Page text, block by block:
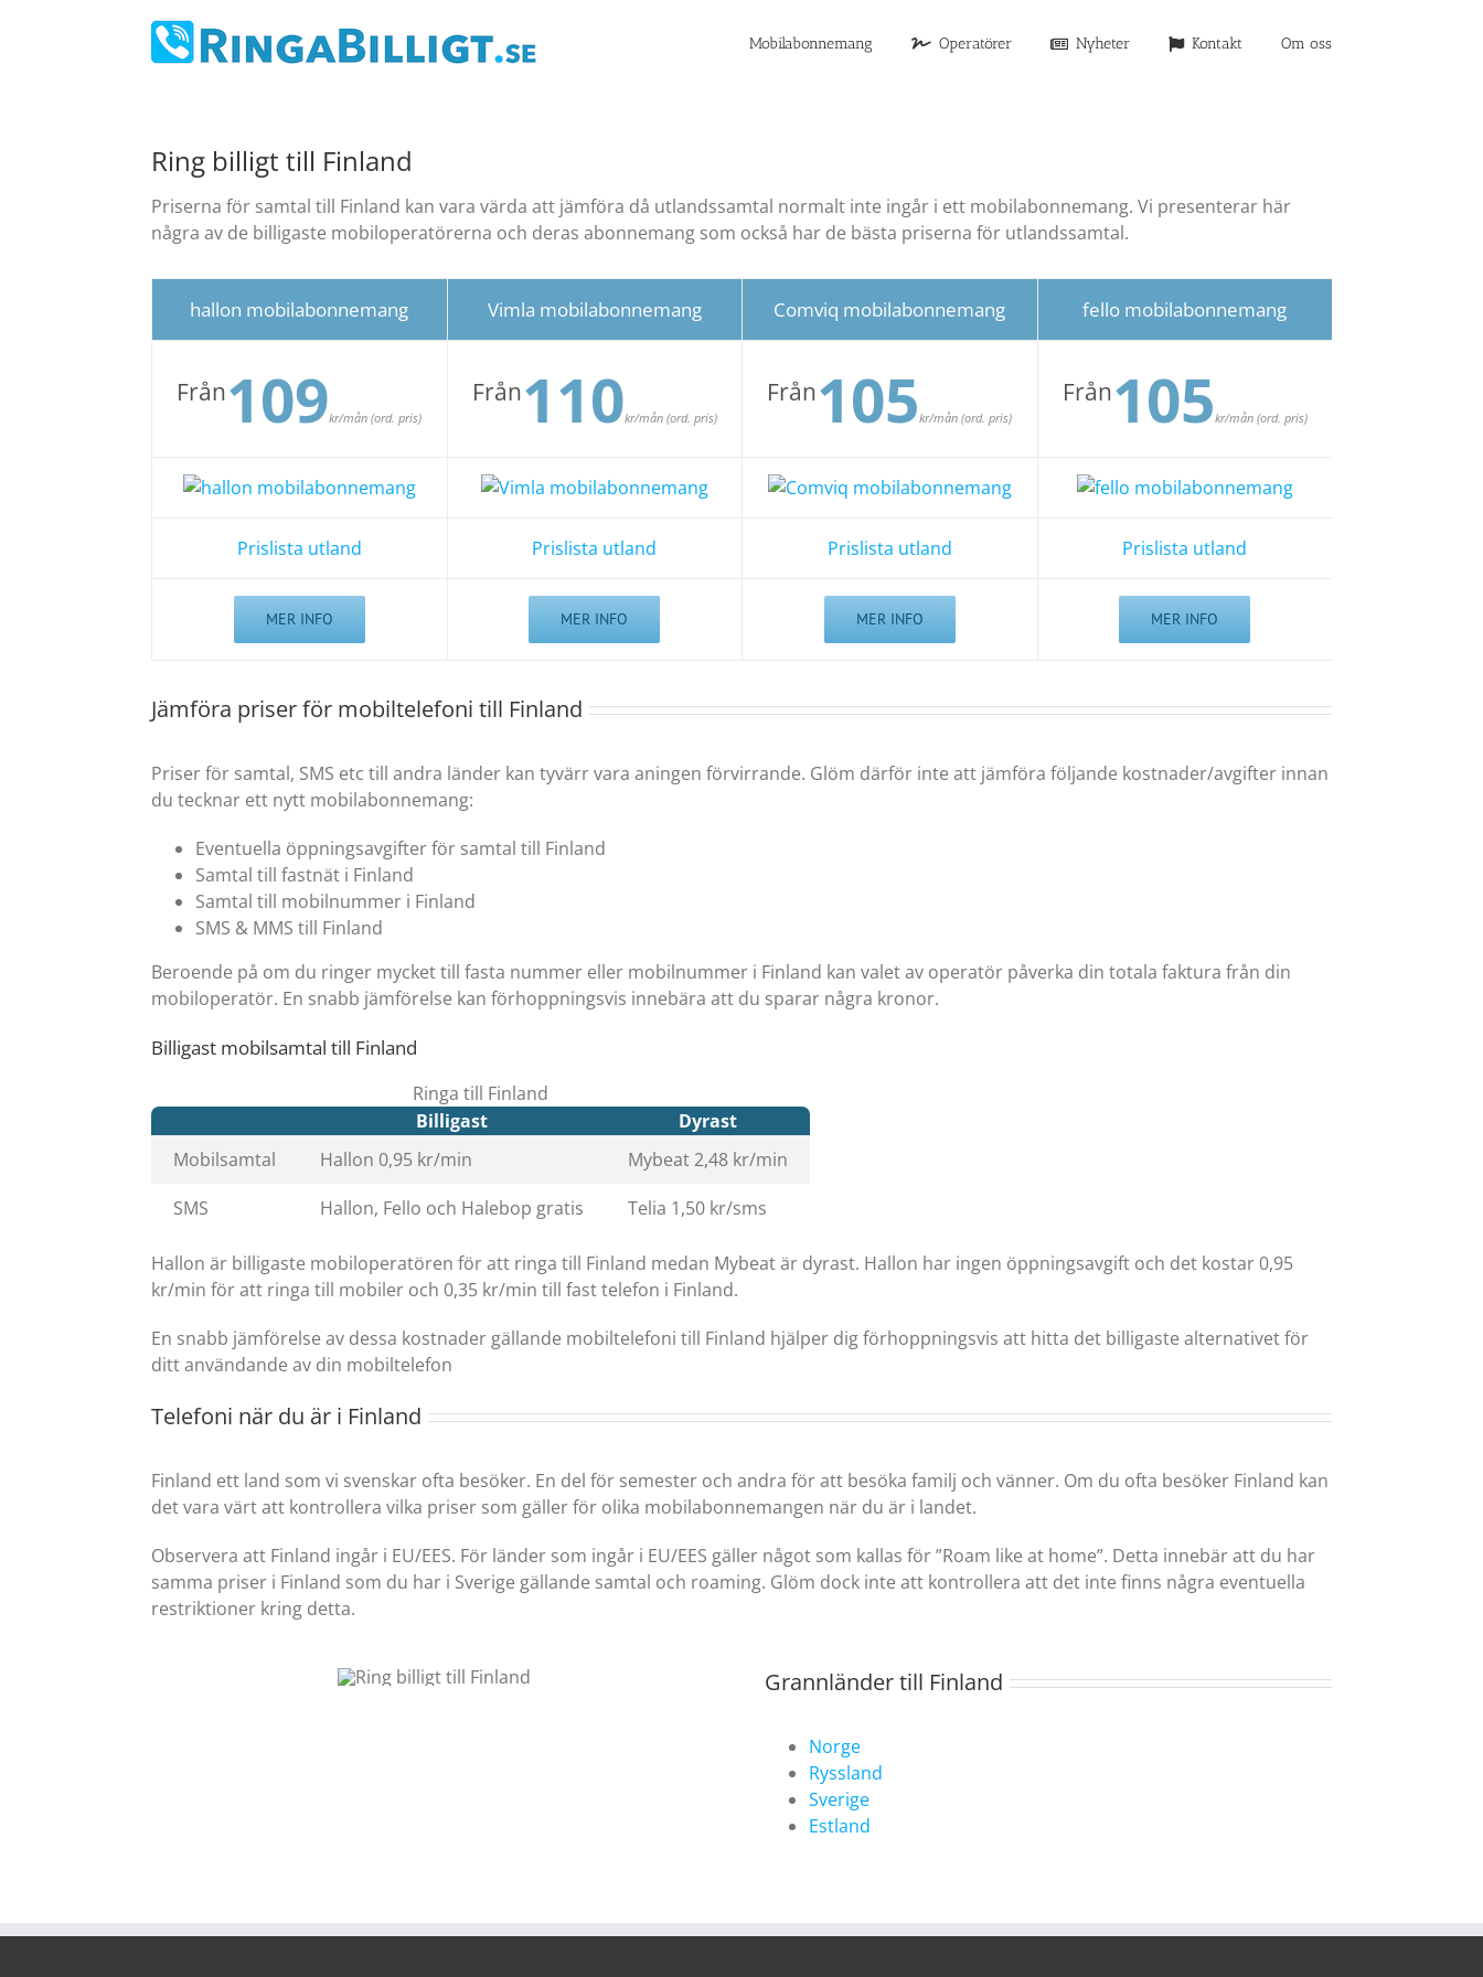
Mobilabonnemang Operatörer Nyheter Kontakt Om oss
Ring billigt till Finland
Priserna för samtal till Finland kan vara värda att jämföra då utlandssamtal normalt inte ingår i ett mobilabonnemang. Vi presenterar här
några av de billigaste mobiloperatörerna och deras abonnemang som också har de bästa priserna för utlandssamtal.
hallon mobilabonnemang
Från109kr/mån (ord. pris)
Prislista utland
MER INFO
Vimla mobilabonnemang
Från110kr/mån (ord. pris)
Prislista utland
MER INFO
Comviq mobilabonnemang
Från105kr/mån (ord. pris)
Prislista utland
MER INFO
fello mobilabonnemang
Från105kr/mån (ord. pris)
Prislista utland
MER INFO
Jämföra priser för mobiltelefoni till Finland
Priser för samtal, SMS etc till andra länder kan tyvärr vara aningen förvirrande. Glöm därför inte att jämföra följande kostnader/avgifter innan
du tecknar ett nytt mobilabonnemang:
Eventuella öppningsavgifter för samtal till Finland
Samtal till fastnät i Finland
Samtal till mobilnummer i Finland
SMS & MMS till Finland
Beroende på om du ringer mycket till fasta nummer eller mobilnummer i Finland kan valet av operatör påverka din totala faktura från din
mobiloperatör. En snabb jämförelse kan förhoppningsvis innebära att du sparar några kronor.
Billigast mobilsamtal till Finland
Ringa till Finland
Billigast
Dyrast
Mobilsamtal
Hallon 0,95 kr/min
Mybeat 2,48 kr/min
SMS
Hallon, Fello och Halebop gratis Telia 1,50 kr/sms
Hallon är billigaste mobiloperatören för att ringa till Finland medan Mybeat är dyrast. Hallon har ingen öppningsavgift och det kostar 0,95
kr/min för att ringa till mobiler och 0,35 kr/min till fast telefon i Finland.
En snabb jämförelse av dessa kostnader gällande mobiltelefoni till Finland hjälper dig förhoppningsvis att hitta det billigaste alternativet för
ditt användande av din mobiltelefon
Telefoni när du är i Finland
Finland ett land som vi svenskar ofta besöker. En del för semester och andra för att besöka familj och vänner. Om du ofta besöker Finland kan
det vara värt att kontrollera vilka priser som gäller för olika mobilabonnemangen när du är i landet.
Observera att Finland ingår i EU/EES. För länder som ingår i EU/EES gäller något som kallas för ”Roam like at home”. Detta innebär att du har
samma priser i Finland som du har i Sverige gällande samtal och roaming. Glöm dock inte att kontrollera att det inte finns några eventuella
restriktioner kring detta.
Grannländer till Finland
Norge
Ryssland
Sverige
Estland